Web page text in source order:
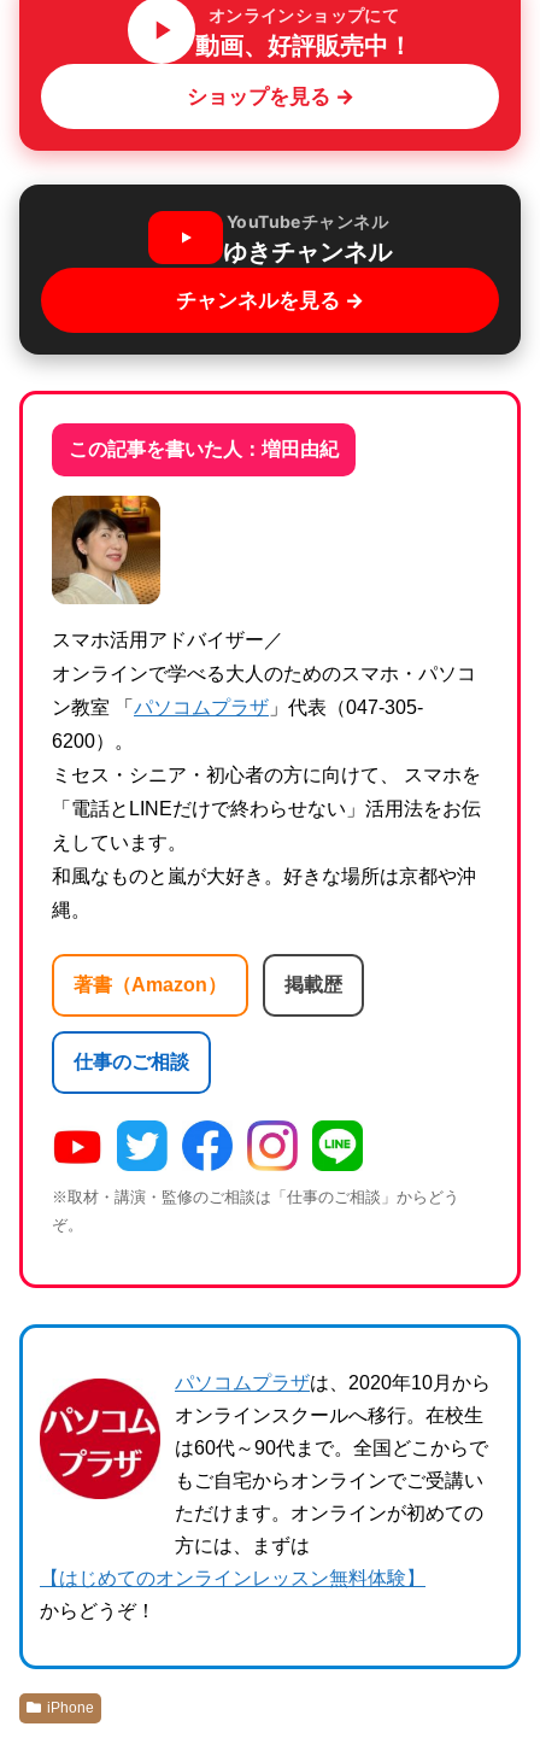
オンラインショップにて
動画、好評販売中！
ショップを見る →
YouTubeチャンネル
ゆきチャンネル
チャンネルを見る →
この記事を書いた人：増田由紀
スマホ活用アドバイザー／
オンラインで学べる大人のためのスマホ・パソコ
ン教室 「 パソコムプラザ 」代表（047-305-
6200）。
ミセス・シニア・初心者の方に向けて、 スマホを
「電話とLINEだけで終わらせない」活用法をお伝
えしています。
和風なものと嵐が大好き。好きな場所は京都や沖
縄。
著書（Amazon） 掲載歴
仕事のご相談
※取材・講演・監修のご相談は「仕事のご相談」からどう
ぞ。
パソコムプラザは、2020年10月から
オンラインスクールへ移行。在校生
は60代～90代まで。全国どこからで
もご自宅からオンラインでご受講い
ただけます。オンラインが初めての
方には、まずは
【はじめてのオンラインレッスン無料体験】
からどうぞ！
iPhone